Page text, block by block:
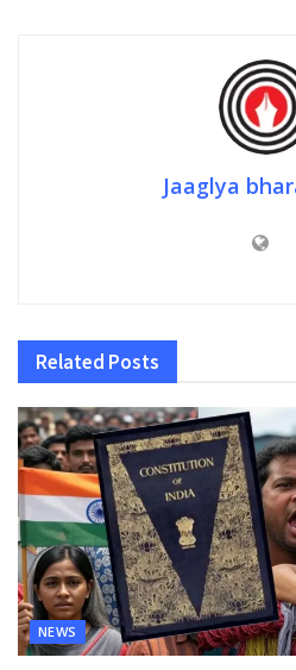
Jaaglya
Related Posts
NEWS